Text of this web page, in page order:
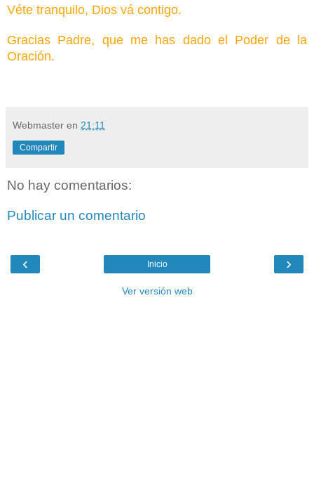
Véte tranquilo, Dios vá contigo.
Gracias Padre, que me has dado el Poder de la
Oración.
Webmaster en 21:11
Compartir
No hay comentarios:
Publicar un comentario
‹ ›
Inicio
Ver versión web